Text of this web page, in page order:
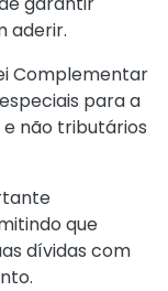
aderir.
Complementar
para a
não tributários
que
dívidas com